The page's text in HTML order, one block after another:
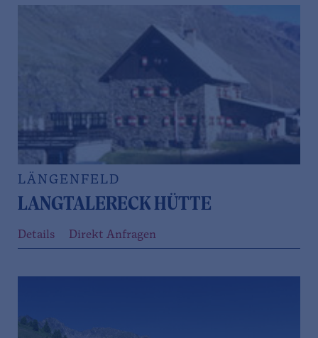
LÄNGENFELD
LANGTALERECK HÜTTE
Details Direkt Anfragen